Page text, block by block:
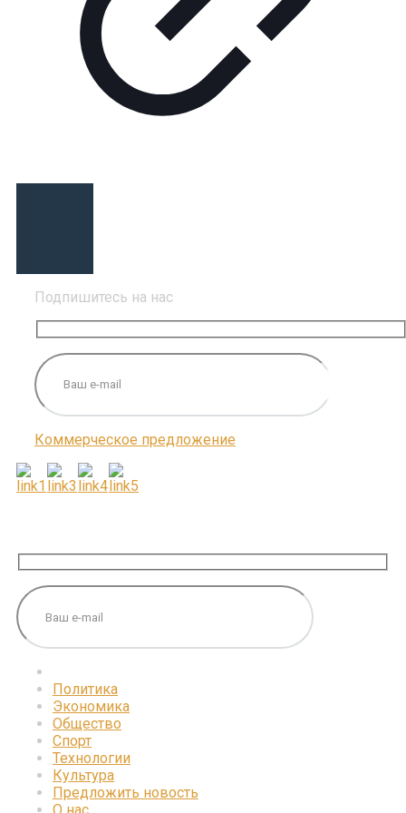
Подпишитесь на нас
Коммерческое предложение
Политика
Экономика
Общество
Спорт
Технологии
Культура
Предложить новость